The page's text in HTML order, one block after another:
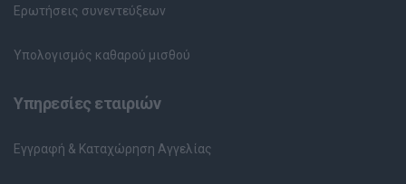
Ερωτήσεις συνεντεύξεων
Υπολογισμός καθαρού μισθού
Υπηρεσίες εταιριών
Εγγραφή & Καταχώρηση Αγγελίας